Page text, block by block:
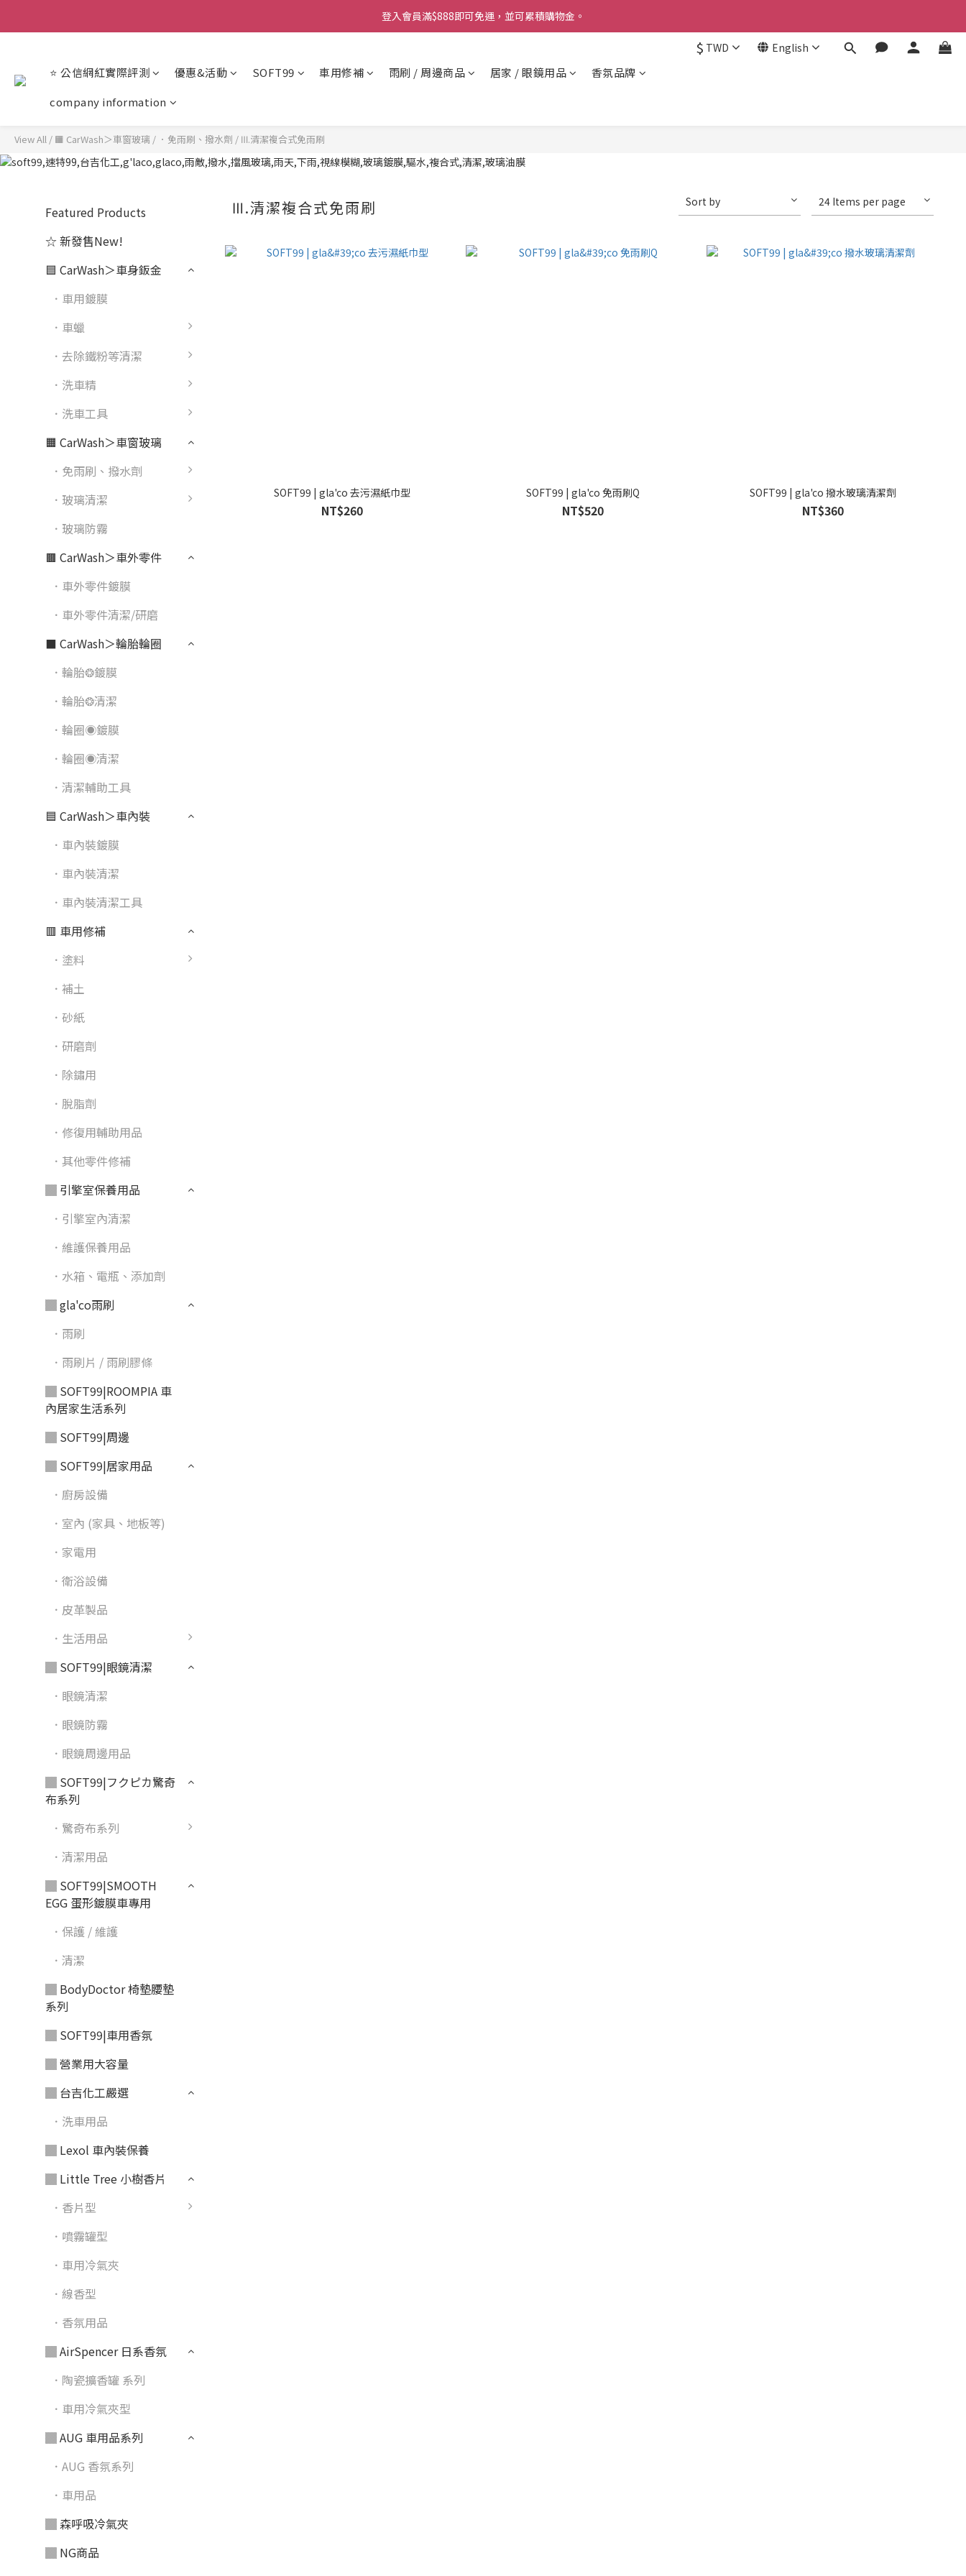
【重要】本公司不會在假日、非上班時段以電話連絡，若有疑慮請聯絡我們確認。
登入會員滿$888即可免運，並可累積購物金。
【重要】本公司不會在假日、非上班時段以電話連絡，若有疑慮請聯絡我們確認。
$ TWD English
⭐ 公信網紅實際評測 優惠&活動 SOFT99 車用修補 雨刷 / 周邊商品 居家 / 眼鏡用品
香氛品牌
company information
View All / 🟧 CarWash＞車窗玻璃 / ．免雨刷、撥水劑 / Ⅲ.清潔複合式免雨刷
Featured Products
☆ 新發售New!
🟦 CarWash＞車身鈑金
．車用鍍膜
．車蠟
．去除鐵粉等清潔
．洗車精
．洗車工具
🟧 CarWash＞車窗玻璃
．免雨刷、撥水劑
．玻璃清潔
．玻璃防霧
🟫 CarWash＞車外零件
．車外零件鍍膜
．車外零件清潔/研磨
⬛ CarWash＞輪胎輪圈
．輪胎❂鍍膜
．輪胎❂清潔
．輪圈◉鍍膜
．輪圈◉清潔
．清潔輔助工具
🟦 CarWash＞車內裝
．車內裝鍍膜
．車內裝清潔
．車內裝清潔工具
🟥 車用修補
．塗料
．補土
．砂紙
．研磨劑
．除鏽用
．脫脂劑
．修復用輔助用品
．其他零件修補
▓ 引擎室保養用品
．引擎室內清潔
．維護保養用品
．水箱、電瓶、添加劑
▓ gla'co雨刷
．雨刷
．雨刷片 / 雨刷膠條
▓ SOFT99|ROOMPIA 車
內居家生活系列
▓ SOFT99|周邊
▓ SOFT99|居家用品
．廚房設備
．室內 (家具、地板等)
．家電用
．衛浴設備
．皮革製品
．生活用品
▓ SOFT99|眼鏡清潔
．眼鏡清潔
．眼鏡防霧
．眼鏡周邊用品
▓ SOFT99|フクピカ驚奇
布系列
．驚奇布系列
．清潔用品
▓ SOFT99|SMOOTH
EGG 蛋形鍍膜車專用
．保護 / 維護
．清潔
▓ BodyDoctor 椅墊腰墊
系列
▓ SOFT99|車用香氛
▓ 營業用大容量
▓ 台吉化工嚴選
．洗車用品
▓ Lexol 車內裝保養
▓ Little Tree 小樹香片
．香片型
．噴霧罐型
．車用冷氣夾
．線香型
．香氛用品
▓ AirSpencer 日系香氛
．陶瓷擴香罐 系列
．車用冷氣夾型
▓ AUG 車用品系列
．AUG 香氛系列
．車用品
▓ 森呼吸冷氣夾
▓ NG商品
Ⅲ.清潔複合式免雨刷 Sort by 24 Items per page
SOFT99 | gla'co 去污濕紙巾型
NT$260
SOFT99 | gla'co 免雨刷Q
NT$520
SOFT99 | gla'co 撥水玻璃清潔劑
NT$360